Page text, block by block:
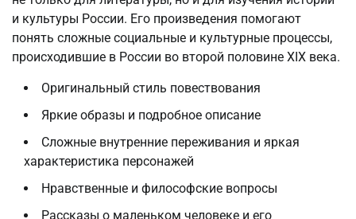
и культуры России. Его произведения помогают
понять сложные социальные и культурные процессы,
происходившие в России во второй половине XIX века.
Оригинальный стиль повествования
Яркие образы и подробное описание
Сложные внутренние переживания и яркая
характеристика персонажей
Нравственные и философские вопросы
Рассказы о маленьком человеке и его